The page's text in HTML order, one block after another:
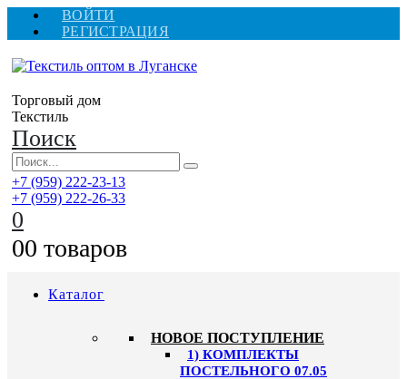
ВОЙТИ
РЕГИСТРАЦИЯ
Торговый дом
Текстиль
Поиск
+7 (959) 222-23-13
+7 (959) 222-26-33
0
00 товаров
Каталог
HОВОЕ ПОСТУПЛЕНИЕ
1) КОМПЛЕКТЫ
ПОСТЕЛЬНОГО 07.05